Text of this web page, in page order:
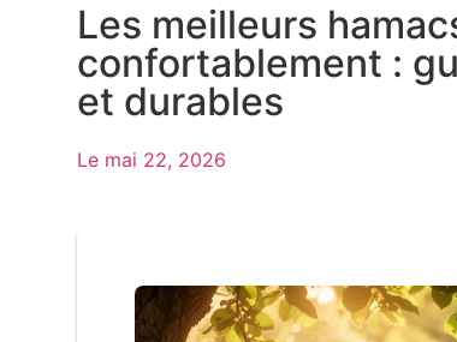
Les meilleurs
confortablement :
et durables
Le mai 22, 2026